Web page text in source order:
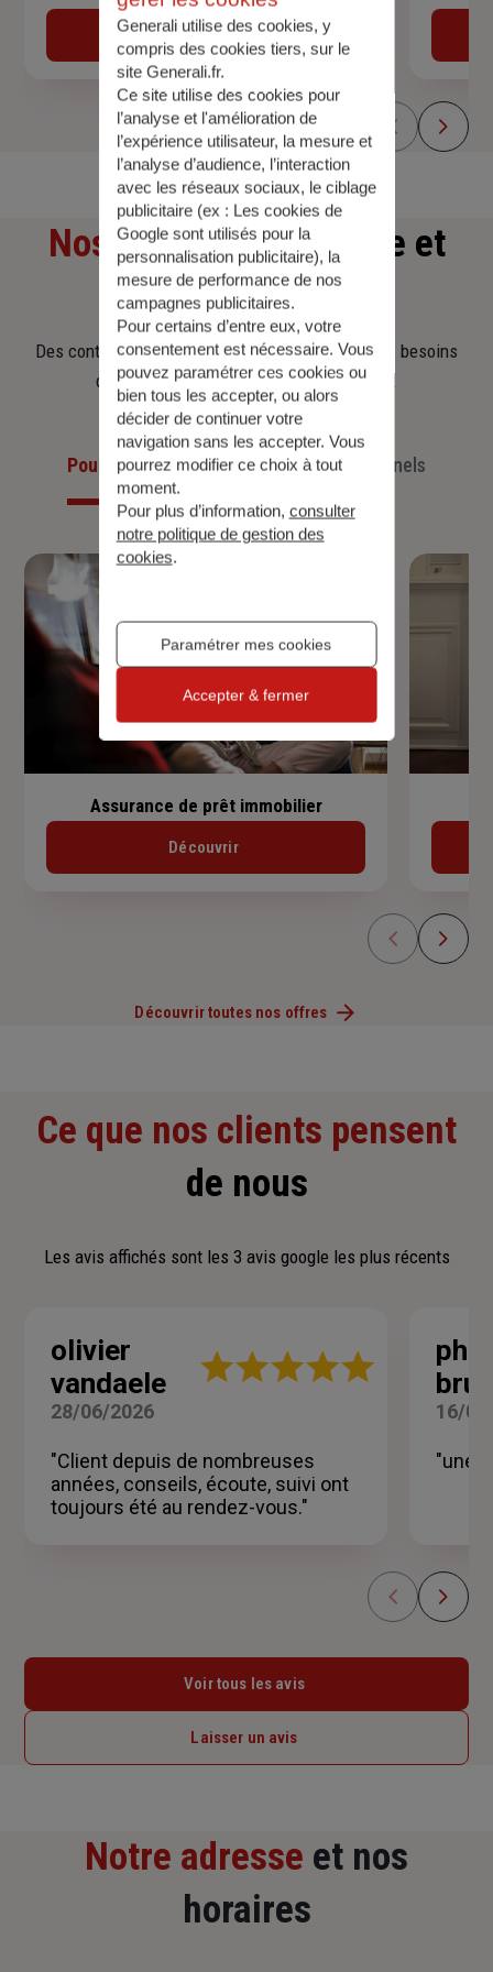
Obtenir une estimation
Nos offresd'assurance et
d'épargne
Des contrats clairs et flexibles pour sécuriser vos besoins
d’aujourd’hui et anticiper ceux de demain.
Pour les particuliersPour les professionnels
Assurance de prêt immobilier
Découvrir
Découvrir toutes nos offres
Ce que nos clients pensent
de nous
Les avis affichés sont les 3 avis google les plus récents
olivier
vandaele
Note
étoiles
28/06/2026
"Client depuis de nombreuses
années, conseils, écoute, suivi ont
toujours été au rendez-vous."
16/
"une
Voir tous les avis
Laisser un avis
Notre adresse et nos
horaires
Generali utilise des cookies, y
compris des cookies tiers, sur le
site Generali.fr.
Ce site utilise des cookies pour
l’analyse et l'amélioration de
l’expérience utilisateur, la mesure et
l’analyse d’audience, l’interaction
avec les réseaux sociaux, le ciblage
publicitaire (ex : Les cookies de
Google sont utilisés pour la
personnalisation publicitaire), la
mesure de performance de nos
campagnes publicitaires.
Pour certains d’entre eux, votre
consentement est nécessaire. Vous
pouvez paramétrer ces cookies ou
bien tous les accepter, ou alors
décider de continuer votre
navigation sans les accepter. Vous
pourrez modifier ce choix à tout
moment.
Pour plus d’information, consulter
notre politique de gestion des
cookies.
Paramétrer mes cookies
Accepter & fermer